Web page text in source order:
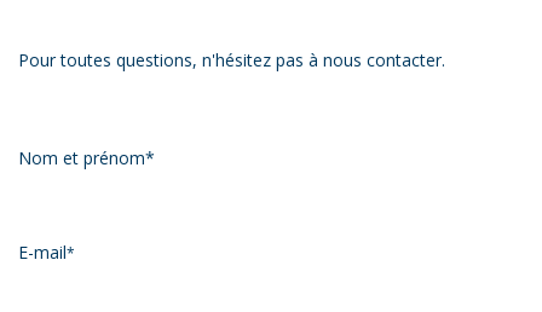
Pour toutes questions, n'hésitez pas à nous contacter.
Nom et prénom*
E-mail*